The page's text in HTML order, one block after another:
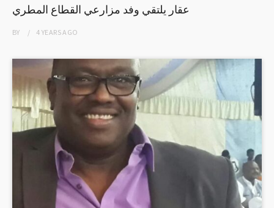
عقار يلتقي وفد مزارعي القطاع المطري
BY 4 YEARSAGO